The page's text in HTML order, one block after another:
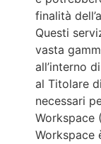
finalità
Questi
vasta
all’interno
al Titolare
necessari
Workspace
Workspace